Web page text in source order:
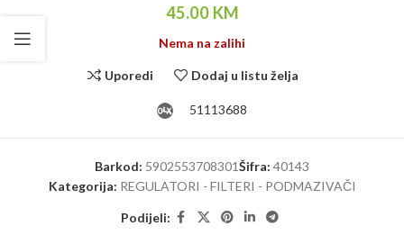
45.00 KM
Nema na zalihi
Uporedi Dodaj u listu želja
51113688
Barkod: 5902553708301Šifra: 40143
Kategorija: REGULATORI - FILTERI - PODMAZIVAČI
Podijeli: